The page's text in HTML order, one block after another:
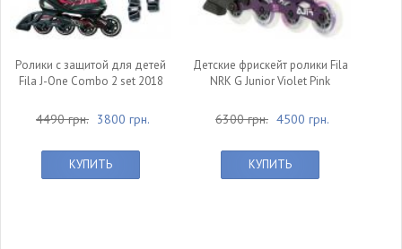
Ролики с защитой для детей
Fila J-One Combo 2 set 2018
4490 грн. 3800 грн.
КУПИТЬ
Детские фрискейт ролики Fila
NRK G Junior Violet Pink
6300 грн. 4500 грн.
КУПИТЬ